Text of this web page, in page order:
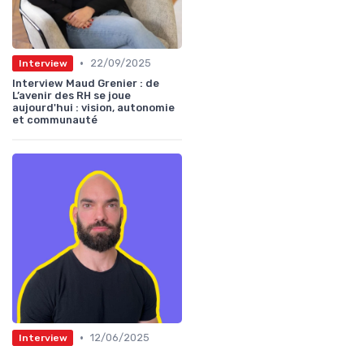
Interview •
22/09/2025
Interview Maud Grenier : de
L’avenir des RH se joue
aujourd'hui : vision, autonomie
et communauté
Interview • 12/06/2025